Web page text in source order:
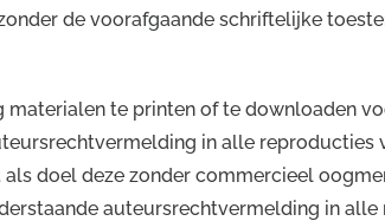
de voorafgaande schriftelijke
te printen of te downloaden
in alle reproducties
doel deze zonder commercieel
auteursrechtvermelding in